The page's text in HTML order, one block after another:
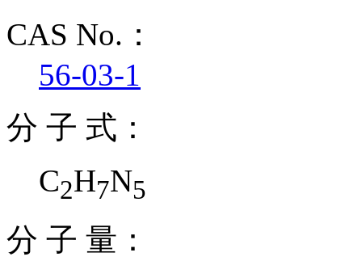
CAS No.：
56-03-1
分 子 式：
C2H7N5
分 子 量：